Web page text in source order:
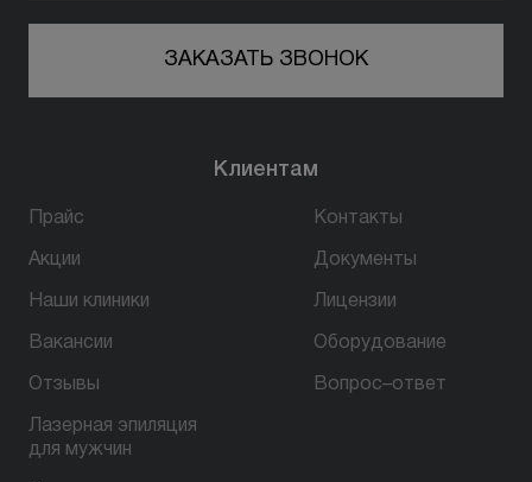
ЗАКАЗАТЬ ЗВОНОК
Клиентам
Прайс
Акции
Наши клиники
Вакансии
Отзывы
Лазерная эпиляция
для мужчин
Контакты
Документы
Лицензии
Оборудование
Вопрос–ответ